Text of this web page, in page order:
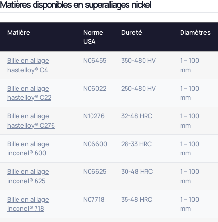
Matières disponibles en superalliages nickel
Matière
Norme
USA
Dureté Diamètres
Bille en alliage
hastelloy® C4
N06455 350-480 HV
1 – 100
mm
Bille en alliage
hastelloy® C22
N06022 250-480 HV
1 – 100
mm
Bille en alliage
hastelloy® C276
N10276 32-48 HRC
1 – 100
mm
Bille en alliage
inconel® 600
N06600 28-33 HRC
1 – 100
mm
Bille en alliage
inconel® 625
N06625 30-48 HRC
1 – 100
mm
Bille en alliage
inconel® 718
N07718 35-48 HRC
1 – 100
mm